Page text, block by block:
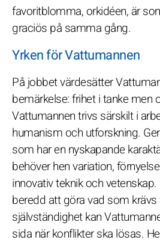
favoritblomma, orkidéen, är
graciös på samma gång.
Yrken för Vattumannen
På jobbet värdesätter
bemärkelse: frihet i tanke men
Vattumannen trivs särskilt i
humanism och utforskning.
som har en nyskapande
behöver hen variation,
innovativ teknik och
beredd att göra vad som
självständighet kan
sida när konflikter ska lösas.